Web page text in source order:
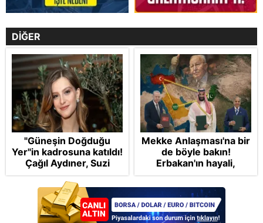
DİĞER
"Güneşin Doğduğu
Yer"in kadrosuna katıldı!
Çağıl Aydıner, Suzi
karakteriyle geliyor
Mekke Anlaşması'na bir
de böyle bakın!
Erbakan'ın hayali,
Cumhur'un vizyonu:
İslam NATO'suna
Başkan Erdoğan mührü